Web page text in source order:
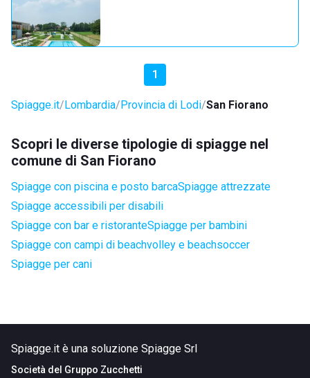
1
Spiagge.it Lombardia Provincia di Lodi San Fiorano
Scopri le diverse tipologie di spiagge nel
comune di San Fiorano
Spiagge con piscina e posto barcaSpiagge attrezzate
Spiagge accessibili per disabili
Spiagge con bar e ristoranteSpiagge per bambini
Spiagge con campi di beachvolley e beachsoccer
Spiagge per cani
Spiagge.it è una soluzione Spiagge Srl
Società del Gruppo Zucchetti